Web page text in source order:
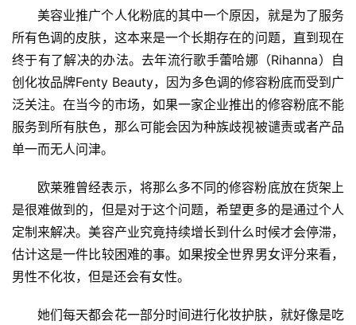
美容业推广个人化粉底的其中一个原因，就是为了服务
所有色调的皮肤，这本来是一个长期存在的问题，直到现在
终于有了解决的办法。去年流行歌手蕾哈娜（Rihanna）自
创化妆品牌Fenty Beauty，因为多色调的修容粉底而受到广
泛关注。在当今的市场，如果一家企业推出的修容粉底不能
服务到所有肤色，那么可能会因为种族歧视被谴责或者产品
单一而无人问津。
欧莱雅曾经表示，将那么多不同的修容粉底放在货架上
是很难做到的，但是对于这个问题，希望更多的是通过个人
定制来解决。美容产业究竟持续增长到什么时候才会停滞，
估计这是一件比较困难的事。如果按全世界男女评分来看，
男性不化妆，但是还会有女性。
她们每天都会花一部分时间进行化妆护肤，就好像是吃